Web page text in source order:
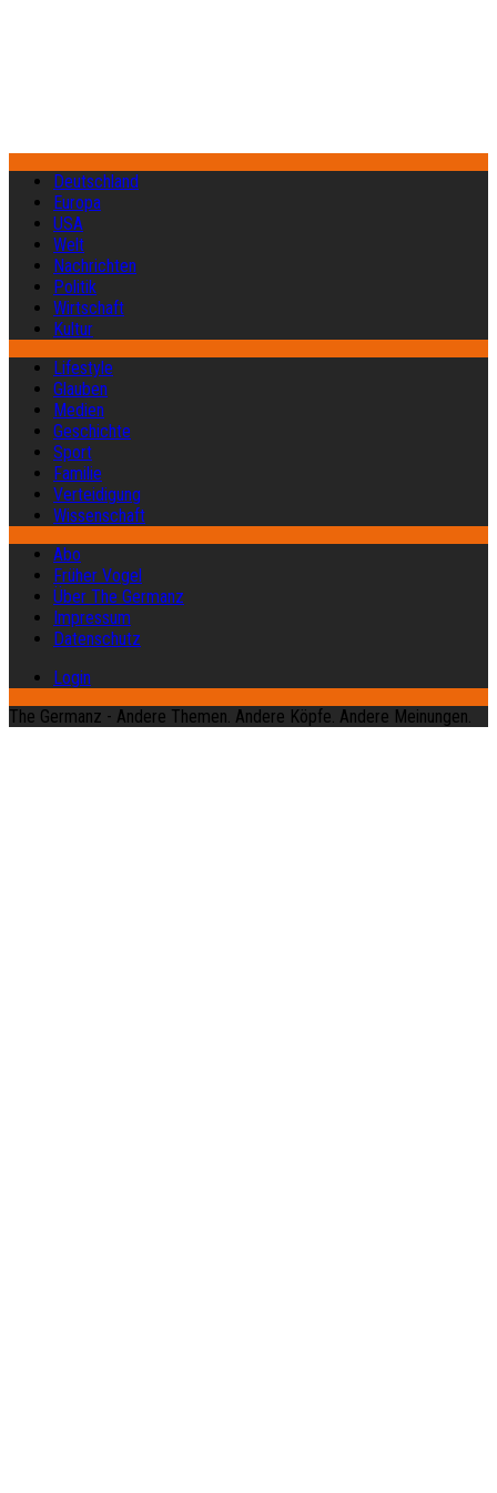
Deutschland
Europa
USA
Welt
Nachrichten
Politik
Wirtschaft
Kultur
Lifestyle
Glauben
Medien
Geschichte
Sport
Familie
Verteidigung
Wissenschaft
Abo
Früher Vogel
Über The Germanz
Impressum
Datenschutz
Login
The Germanz - Andere Themen. Andere Köpfe. Andere Meinungen.